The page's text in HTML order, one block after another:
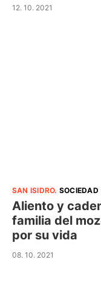
12. 10. 2021
SAN ISIDRO. SOCIEDAD
Aliento y
familia del
por su vida
08. 10. 2021